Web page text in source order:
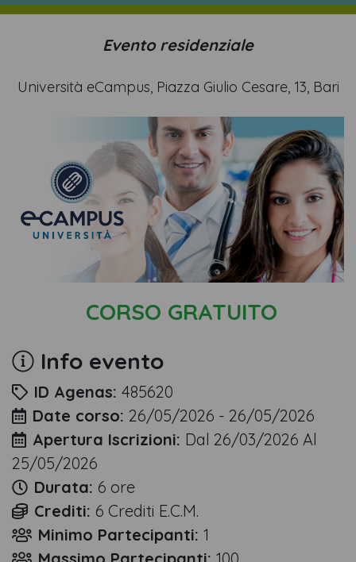
Evento residenziale
Università eCampus, Piazza Giulio Cesare, 13, Bari
CORSO GRATUITO
Info evento
ID Agenas: 485620
Date corso: 26/05/2026 - 26/05/2026
Apertura Iscrizioni: Dal 26/03/2026 Al
25/05/2026
Durata: 6 ore
Crediti: 6 Crediti E.C.M.
Minimo Partecipanti: 1